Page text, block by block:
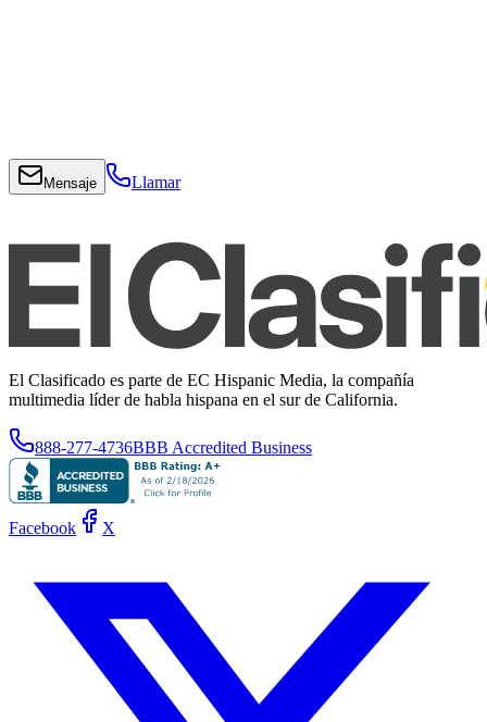
Mensaje Llamar
El Clasificado es parte de EC Hispanic Media, la compañía
multimedia líder de habla hispana en el sur de California.
888-277-4736BBB Accredited Business
Facebook X